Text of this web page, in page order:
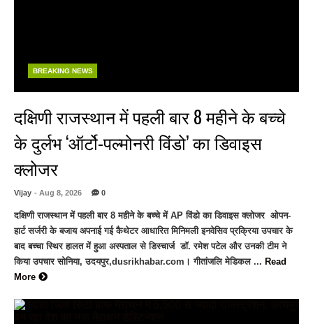
BREAKING NEWS
दक्षिणी राजस्थान में पहली बार 8 महीने के बच्चे
के दुर्लभ ‘ऑर्टो-पल्मोनरी विंडो’ का डिवाइस
क्लोजर
Vijay - Aug 8, 2026 0
दक्षिणी राजस्थान में पहली बार 8 महीने के बच्चे में AP विंडो का डिवाइस क्लोजर ओपन-
हार्ट सर्जरी के बजाय अपनाई गई कैथेटर आधारित मिनिमली इनवेसिव प्रक्रिया उपचार के
बाद बच्चा स्थिर हालत में हुआ अस्पताल से डिस्चार्ज डॉ. रमेश पटेल और उनकी टीम ने
किया उपचार सोनिया, उदयपुर,dusrikhabar.com। गीतांजलि मेडिकल ... Read
More